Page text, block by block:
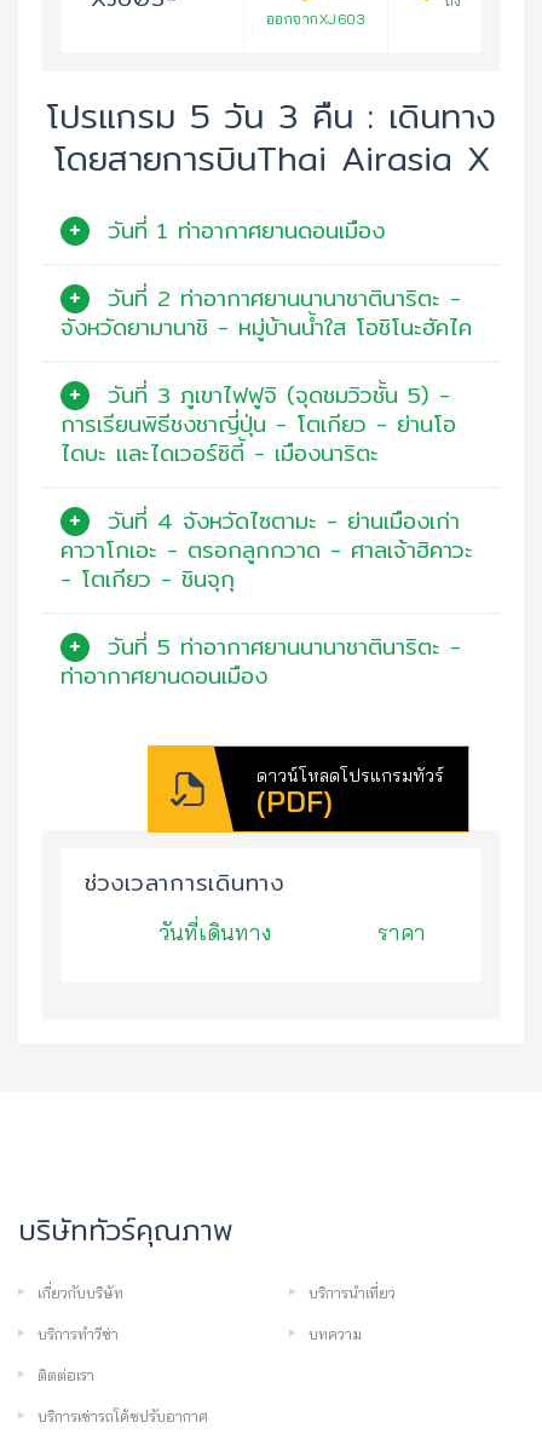
ออกจากXJ603
โปรแกรม 5 วัน 3 คืน : เดินทาง
โดยสายการบินThai Airasia X
วันที่ 1 ท่าอากาศยานดอนเมือง
วันที่ 2 ท่าอากาศยานนานาชาตินาริตะ -
จังหวัดยามานาชิ - หมู่บ้านน้ำใส โอชิโนะฮัคไค
วันที่ 3 ภูเขาไฟฟูจิ (จุดชมวิวชั้น 5) -
การเรียนพิธีชงชาญี่ปุ่น - โตเกียว - ย่านโอ
ไดบะ และไดเวอร์ซิตี้ - เมืองนาริตะ
วันที่ 4 จังหวัดไซตามะ - ย่านเมืองเก่า
คาวาโกเอะ - ตรอกลูกกวาด - ศาลเจ้าฮิคาวะ
- โตเกียว - ชินจุกุ
วันที่ 5 ท่าอากาศยานนานาชาตินาริตะ -
ท่าอากาศยานดอนเมือง
ดาวน์โหลดโปรแกรมทัวร์
(PDF)
ช่วงเวลาการเดินทาง
วันที่เดินทาง ราคา
บริษัททัวร์คุณภาพ
เกี่ยวกับบริษัท บริการนำเที่ยว
บริการทำวีซ่า บทความ
ติดต่อเรา
บริการเช่ารถโค้ชปรับอากาศ